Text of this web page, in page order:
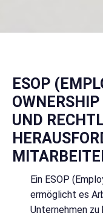
ESOP
UND
Ein ESOP
ermöglicht es
Unternehmen